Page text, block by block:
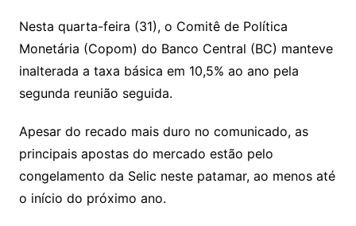
Nesta quarta-feira (31), o Comitê de Política
Monetária (Copom) do Banco Central (BC) manteve
inalterada a taxa básica em 10,5% ao ano pela
segunda reunião seguida.
Apesar do recado mais duro no comunicado, as
principais apostas do mercado estão pelo
congelamento da Selic neste patamar, ao menos até
o início do próximo ano.